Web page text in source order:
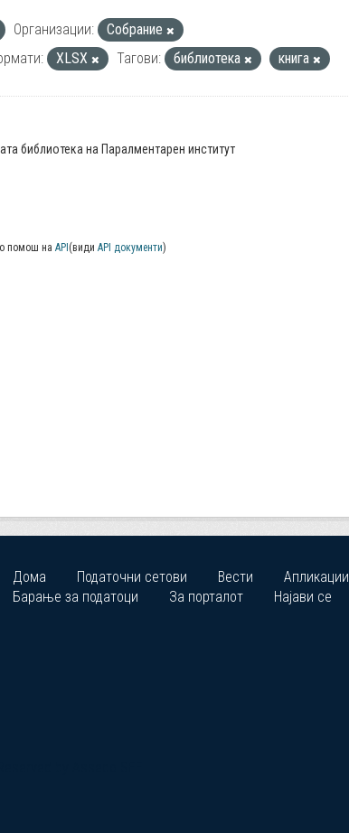
Организации:
Собрание
XLSX Тагови: библиотека книга
библиотека на Паралментарен институт
помош на API (види API документи)
Дома Податочни сетови Вести Апликации
Барање за податоци
За порталот Најави се